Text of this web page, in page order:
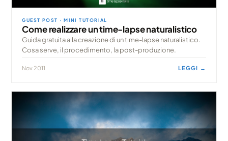
GUEST POST · MINI TUTORIAL
Come realizzare un time-lapse naturalistico
Guida gratuita alla creazione di un time-lapse naturalistico.
Cosa serve, il procedimento, la post-produzione.
Nov 2011 LEGGI →